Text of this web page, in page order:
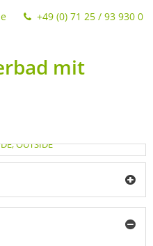
+49 (0) 71 25 / 93 930 0
mit